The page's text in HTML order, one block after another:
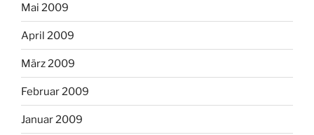
Mai 2009
April 2009
März 2009
Februar 2009
Januar 2009